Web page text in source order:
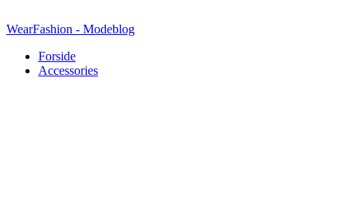
til
WearFashion - Modeblog
Forside
Accessories